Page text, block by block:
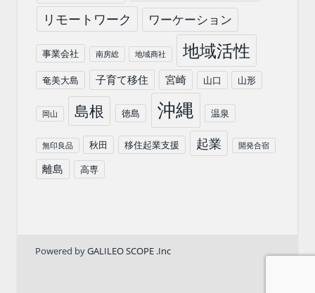
リモートワーク ワーケーション
事業会社 南房総 地域商社 地域活性
奄美大島 子育て移住 宮崎 山口 山形
岡山 島根 徳島 沖縄 温泉
無印良品 秋田 移住起業支援 起業 開発合宿
離島 高専
Powered byGALILEO SCOPE .Inc